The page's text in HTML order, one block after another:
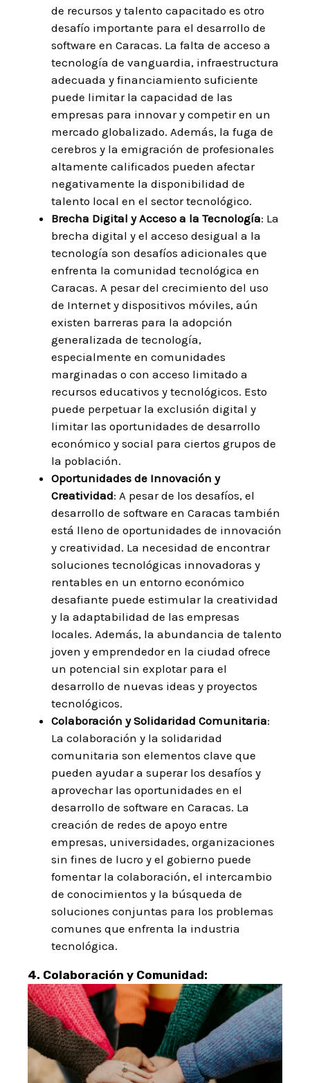
de recursos y talento capacitado es otro
desafío importante para el desarrollo de
software en Caracas. La falta de acceso a
tecnología de vanguardia, infraestructura
adecuada y financiamiento suficiente
puede limitar la capacidad de las
empresas para innovar y competir en un
mercado globalizado. Además, la fuga de
cerebros y la emigración de profesionales
altamente calificados pueden afectar
negativamente la disponibilidad de
talento local en el sector tecnológico.
Brecha Digital y Acceso a la Tecnología: La
brecha digital y el acceso desigual a la
tecnología son desafíos adicionales que
enfrenta la comunidad tecnológica en
Caracas. A pesar del crecimiento del uso
de Internet y dispositivos móviles, aún
existen barreras para la adopción
generalizada de tecnología,
especialmente en comunidades
marginadas o con acceso limitado a
recursos educativos y tecnológicos. Esto
puede perpetuar la exclusión digital y
limitar las oportunidades de desarrollo
económico y social para ciertos grupos de
la población.
Oportunidades de Innovación y
Creatividad: A pesar de los desafíos, el
desarrollo de software en Caracas también
está lleno de oportunidades de innovación
y creatividad. La necesidad de encontrar
soluciones tecnológicas innovadoras y
rentables en un entorno económico
desafiante puede estimular la creatividad
y la adaptabilidad de las empresas
locales. Además, la abundancia de talento
joven y emprendedor en la ciudad ofrece
un potencial sin explotar para el
desarrollo de nuevas ideas y proyectos
tecnológicos.
Colaboración y Solidaridad Comunitaria:
La colaboración y la solidaridad
comunitaria son elementos clave que
pueden ayudar a superar los desafíos y
aprovechar las oportunidades en el
desarrollo de software en Caracas. La
creación de redes de apoyo entre
empresas, universidades, organizaciones
sin fines de lucro y el gobierno puede
fomentar la colaboración, el intercambio
de conocimientos y la búsqueda de
soluciones conjuntas para los problemas
comunes que enfrenta la industria
tecnológica.
4. Colaboración y Comunidad: